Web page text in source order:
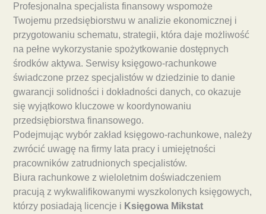
Profesjonalna specjalista finansowy wspomoże
Twojemu przedsiębiorstwu w analizie ekonomicznej i
przygotowaniu schematu, strategii, która daje możliwość
na pełne wykorzystanie spożytkowanie dostępnych
środków aktywa. Serwisy księgowo-rachunkowe
świadczone przez specjalistów w dziedzinie to danie
gwarancji solidności i dokładności danych, co okazuje
się wyjątkowo kluczowe w koordynowaniu
przedsiębiorstwa finansowego.
Podejmując wybór zakład księgowo-rachunkowe, należy
zwrócić uwagę na firmy lata pracy i umiejętności
pracowników zatrudnionych specjalistów.
Biura rachunkowe z wieloletnim doświadczeniem
pracują z wykwalifikowanymi wyszkolonych księgowych,
którzy posiadają licencje i Księgowa Mikstat